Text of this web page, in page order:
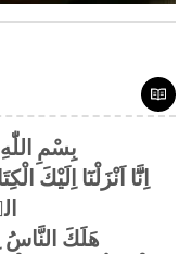
بِسْمِ
اِنَّٓا اَنْزَلْنَٓا اِلَيْكَ
هَلَكَ النَّاسُ